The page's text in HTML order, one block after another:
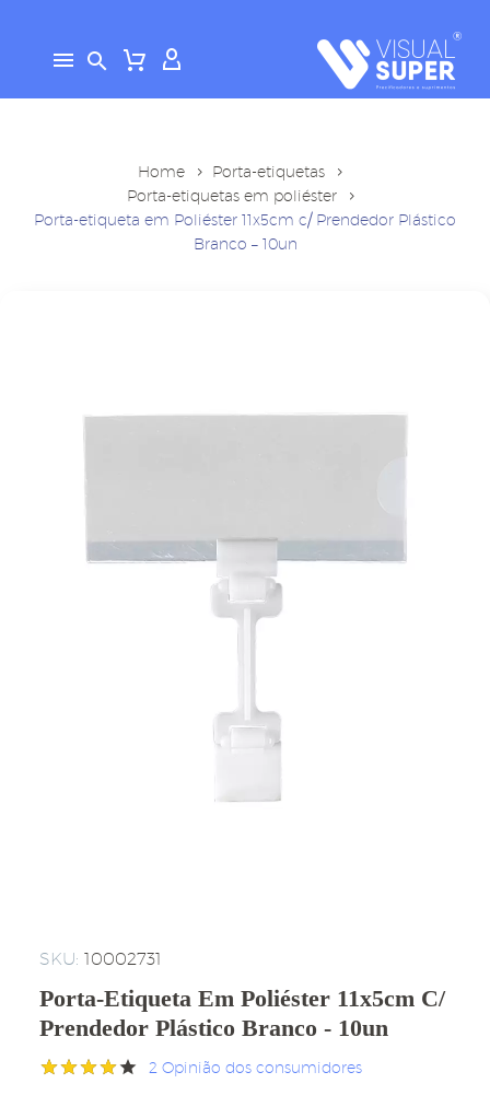
Home
Porta-etiquetas
Porta-etiquetas em poliéster
Porta-etiqueta em Poliéster 11x5cm c/ Prendedor Plástico
Branco – 10un
SKU: 10002731
Porta-Etiqueta Em Poliéster 11x5cm C/
Prendedor Plástico Branco - 10un
2 Opinião dos consumidores